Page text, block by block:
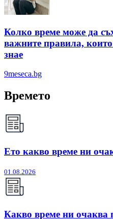
Колко време може да
важните правила,
знае
9meseca.bg
Времето
Ето какво време ни
01.08.2026
Какво време ни очаква